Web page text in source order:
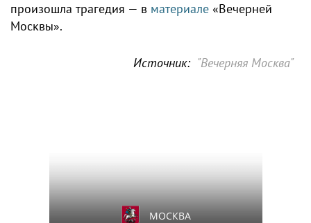
произошла трагедия — в материале «Вечерней
Москвы».
Источник: "Вечерняя Москва"
МОСКВА